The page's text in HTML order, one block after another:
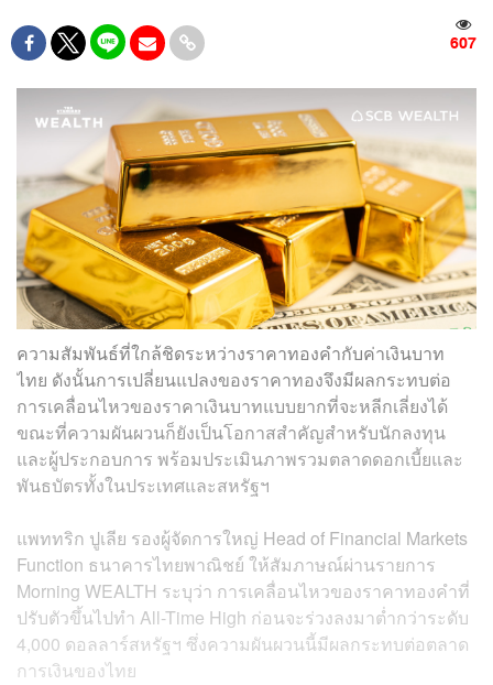
607
ความสัมพันธ์ที่ใกล้ชิดระหว่างราคาทองคำกับค่าเงินบาท
ไทย ดังนั้นการเปลี่ยนแปลงของราคาทองจึงมีผลกระทบต่อ
การเคลื่อนไหวของราคาเงินบาทแบบยากที่จะหลีกเลี่ยงได้
ขณะที่ความผันผวนก็ยังเป็นโอกาสสำคัญสำหรับนักลงทุน
และผู้ประกอบการ พร้อมประเมินภาพรวมตลาดดอกเบี้ยและ
พันธบัตรทั้งในประเทศและสหรัฐฯ
แพททริก ปูเลีย รองผู้จัดการใหญ่ Head of Financial Markets
Function ธนาคารไทยพาณิชย์ ให้สัมภาษณ์ผ่านรายการ
Morning WEALTH ระบุว่า การเคลื่อนไหวของราคาทองคำที่
ปรับตัวขึ้นไปทำ All-Time High ก่อนจะร่วงลงมาต่ำกว่าระดับ
4,000 ดอลลาร์สหรัฐฯ ซึ่งความผันผวนนี้มีผลกระทบต่อตลาด
การเงินของไทย